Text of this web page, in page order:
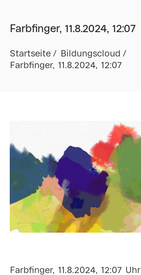
Farbfinger, 11.8.2024, 12:07
Startseite
Bildungscloud
Farbfinger, 11.8.2024, 12:07
Farbfinger, 11.8.2024, 12:07 Uhr